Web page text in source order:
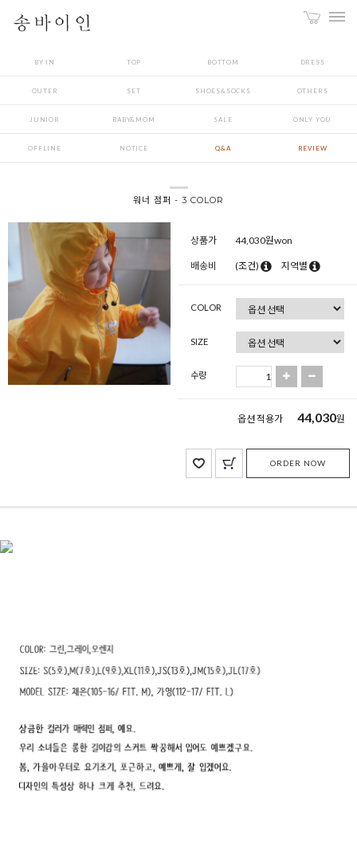
BY IN TOP BOTTOM DRESS
OUTER SET SHOES&SOCKS OTHERS
JUNIOR BABY&MOM SALE ONLY YOU
OFFLINE NOTICE Q&A REVIEW
워너 점퍼 - 3 COLOR
상품가 44,030원won
배송비 (조건) 지역별
COLOR
SIZE
수량
옵션 적용가 44,030원
ORDER NOW